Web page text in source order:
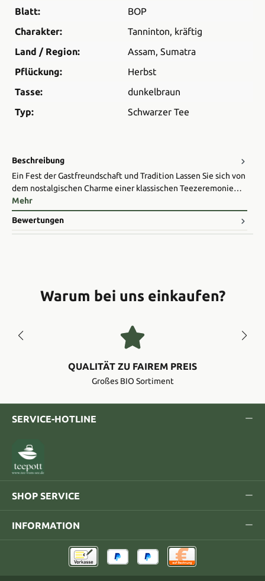
Blatt:
BOP
Charakter:
Tanninton, kräftig
Land / Region:
Assam, Sumatra
Pflückung:
Herbst
Tasse:
dunkelbraun
Typ:
Schwarzer Tee
Beschreibung
Ein Fest der Gastfreundschaft und Tradition Lassen Sie sich von
dem nostalgischen Charme einer klassischen Teezeremonie…
Mehr
Bewertungen
Warum bei uns einkaufen?
QUALITÄT ZU FAIREM PREIS
Großes BIO Sortiment
SERVICE-HOTLINE
SHOP SERVICE
INFORMATION